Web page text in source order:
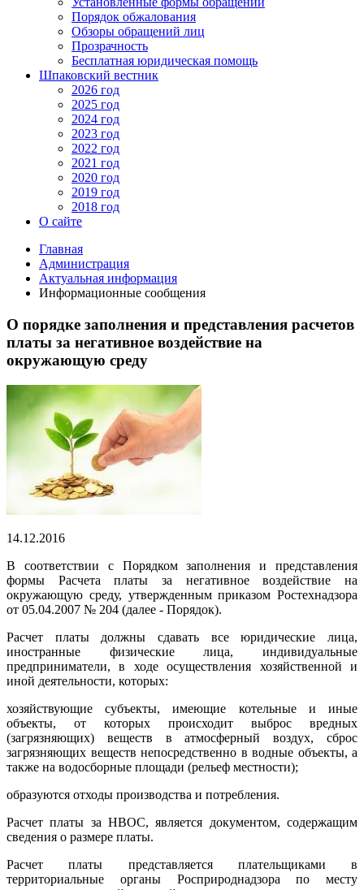
Порядок обжалования
Обзоры обращений лиц
Прозрачность
Бесплатная юридическая помощь
Шпаковский вестник
2026 год
2025 год
2024 год
2023 год
2022 год
2021 год
2020 год
2019 год
2018 год
О сайте
Главная
Администрация
Актуальная информация
Информационные сообщения
О порядке заполнения и представления расчетов
платы за негативное воздействие на
окружающую среду
14.12.2016
В соответствии с Порядком заполнения и представления
формы Расчета платы за негативное воздействие на
окружающую среду, утвержденным приказом Ростехнадзора
от 05.04.2007 № 204 (далее - Порядок).
Расчет платы должны сдавать все юридические лица,
иностранные физические лица, индивидуальные
предприниматели, в ходе осуществления хозяйственной и
иной деятельности, которых:
хозяйствующие субъекты, имеющие котельные и иные
объекты, от которых происходит выброс вредных
(загрязняющих) веществ в атмосферный воздух, сброс
загрязняющих веществ непосредственно в водные объекты, а
также на водосборные площади (рельеф местности);
образуются отходы производства и потребления.
Расчет платы за HBOC, является документом, содержащим
сведения о размере платы.
Расчет платы представляется плательщиками в
территориальные органы Росприроднадзора по месту